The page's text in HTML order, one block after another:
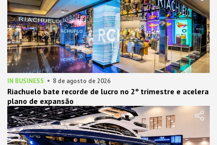
IN BUSINESS 8 de agosto de 2026
Riachuelo bate recorde de lucro no 2º trimestre e acelera
plano de expansão